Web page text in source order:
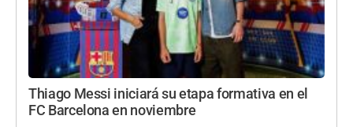
Thiago Messi iniciará su etapa formativa en el
FC Barcelona en noviembre